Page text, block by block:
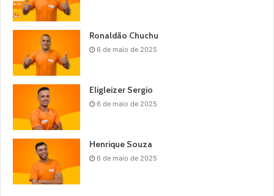
Ronaldão Chuchu
6 de maio de 2025
Eligleizer Sergio
6 de maio de 2025
Henrique Souza
6 de maio de 2025